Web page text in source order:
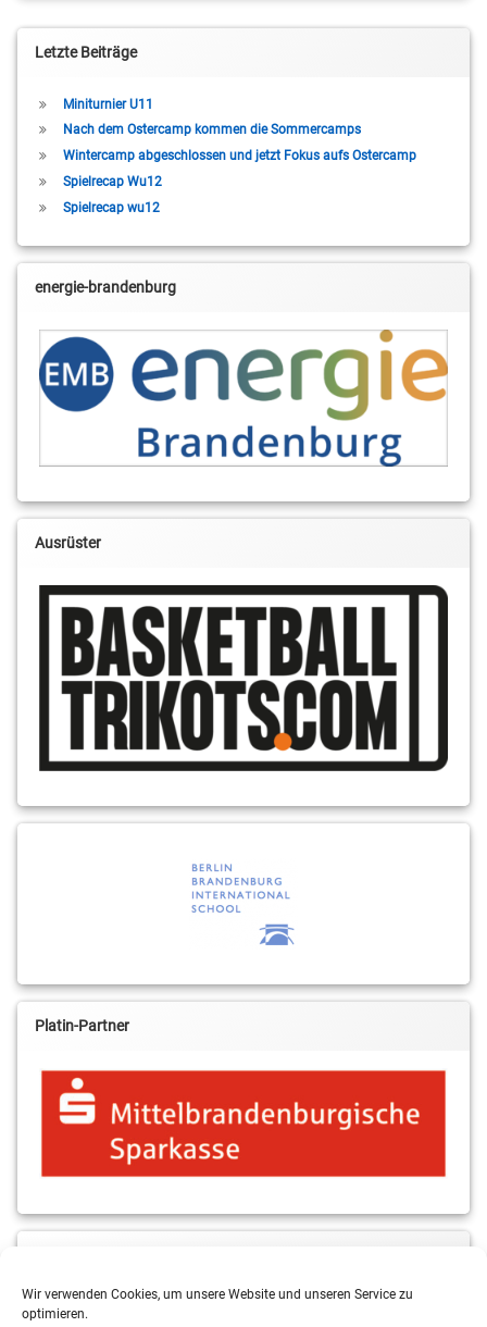
Wir verwenden Cookies, um unsere Website und unseren Service zu
optimieren.
Letzte Beiträge
Miniturnier U11
Nach dem Ostercamp kommen die Sommercamps
Wintercamp abgeschlossen und jetzt Fokus aufs Ostercamp
Spielrecap Wu12
Spielrecap wu12
energie-brandenburg
Ausrüster
Platin-Partner